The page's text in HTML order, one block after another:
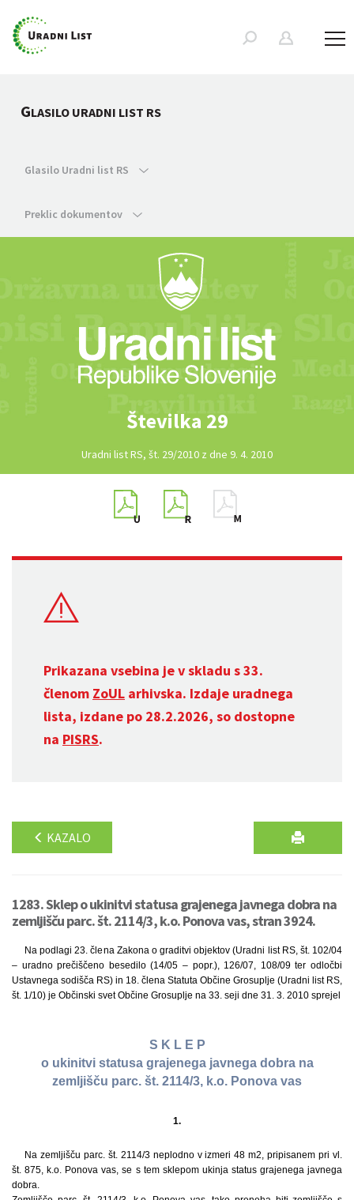
GLASILO URADNI LIST RS
Glasilo Uradni list RS
Preklic dokumentov
Številka 29
Uradni list RS, št. 29/2010 z dne 9. 4. 2010
Prikazana vsebina je v skladu s 33.
členom ZoUL arhivska. Izdaje uradnega
lista, izdane po 28.2.2026, so dostopne
na PISRS.
KAZALO
1283. Sklep o ukinitvi statusa grajenega javnega dobra na
zemljišču parc. št. 2114/3, k.o. Ponova vas, stran 3924.
Na podlagi 23. člena Zakona o graditvi objektov (Uradni list RS, št. 102/04
– uradno prečiščeno besedilo (14/05 – popr.), 126/07, 108/09 ter odločbi
Ustavnega sodišča RS) in 18. člena Statuta Občine Grosuplje (Uradni list RS,
št. 1/10) je Občinski svet Občine Grosuplje na 33. seji dne 31. 3. 2010 sprejel
S K L E P
o ukinitvi statusa grajenega javnega dobra na
zemljišču parc. št. 2114/3, k.o. Ponova vas
1.
Na zemljišču parc. št. 2114/3 neplodno v izmeri 48 m2, pripisanem pri vl.
št. 875, k.o. Ponova vas, se s tem sklepom ukinja status grajenega javnega
dobra.